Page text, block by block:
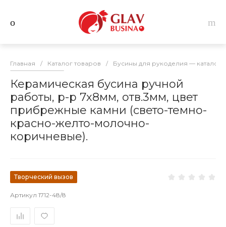
Главная / Каталог товаров / Бусины для рукоделия — каталог
Керамическая бусина ручной
работы, р-р 7х8мм, отв.3мм, цвет
прибрежные камни (свето-темно-
красно-желто-молочно-
коричневые).
Творческий вызов
Артикул 1712-48/8